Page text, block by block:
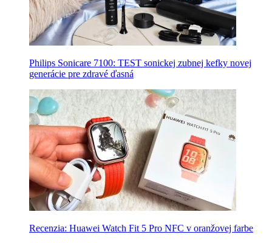
Philips Sonicare 7100: TEST sonickej zubnej kefky novej
generácie pre zdravé ďasná
Recenzia: Huawei Watch Fit 5 Pro NFC v oranžovej farbe